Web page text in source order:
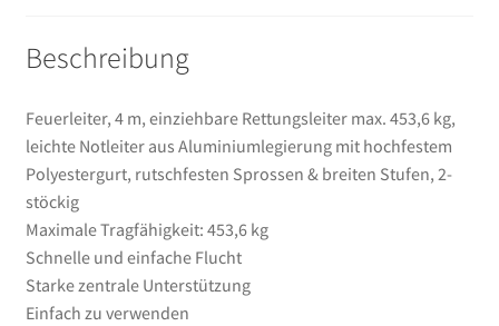
Sprossen
breiten
Stufen,
2-
stöckig
Menge
Beschreibung
Feuerleiter, 4 m, einziehbare Rettungsleiter max. 453,6 kg,
leichte Notleiter aus Aluminiumlegierung mit hochfestem
Polyestergurt, rutschfesten Sprossen & breiten Stufen, 2-
stöckig
Maximale Tragfähigkeit: 453,6 kg
Schnelle und einfache Flucht
Starke zentrale Unterstützung
Einfach zu verwenden